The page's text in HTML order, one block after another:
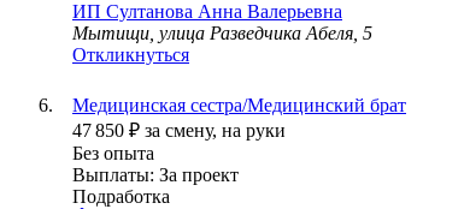
ИП Султанова Анна Валерьевна
Мытищи, улица Разведчика Абеля, 5
Откликнуться
Медицинская сестра/Медицинский брат
47 850 ₽ за смену, на руки
Без опыта
Выплаты: За проект
Подработка